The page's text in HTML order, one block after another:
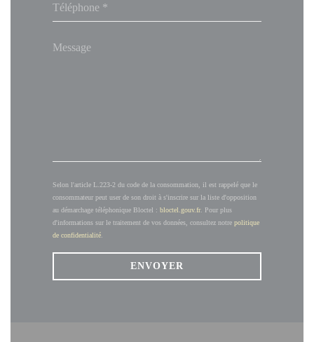
Selon l'article L.223-2 du code de la consommation, il est rappelé que le
consommateur peut user de son droit à s'inscrire sur la liste d'opposition
au démarchage téléphonique Bloctel : bloctel.gouv.fr. Pour plus
d'informations sur le traitement de vos données, consultez notre politique
de confidentialité